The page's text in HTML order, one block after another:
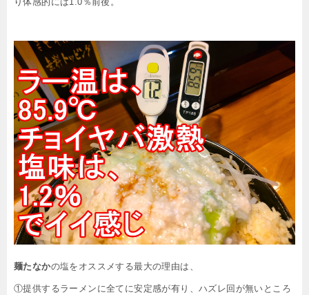
麺たなかの塩をオススメする最大の理由は、
①提供するラーメンに全てに安定感が有り、ハズレ回が無いところ